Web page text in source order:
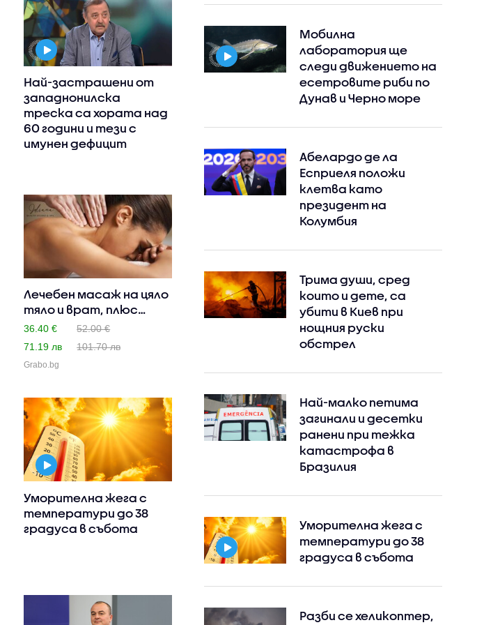
Най-застрашени от
западнонилска
треска са хората над
60 години и тези с
имунен дефицит
Лечебен масаж на цяло
тяло и врат, плюс
глав..
36.40 €
52.00 €
71.19 лв
101.70 лв
Grabo.bg
Уморителна жега с
температури до 38
градуса в събота
Мобилна
лаборатория ще
следи движението на
есетровите риби по
Дунав и Черно море
Абелардо де ла
Есприеля положи
клетва като
президент на
Колумбия
Трима души, сред
които и дете, са
убити в Киев при
нощния руски
обстрел
Най-малко петима
загинали и десетки
ранени при тежка
катастрофа в
Бразилия
Уморителна жега с
температури до 38
градуса в събота
Разби се хеликоптер,